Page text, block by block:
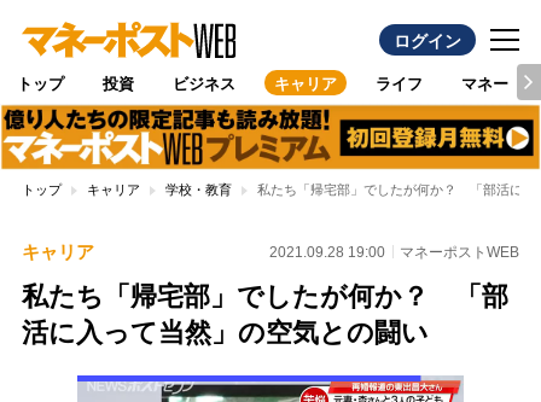
ログイン
トップ 投資 ビジネス キャリア ライフ マネー
トップ キャリア 学校・教育 私たち「帰宅部」でしたが何か？ 「部活に入
キャリア 2021.09.28 19:00 マネーポストWEB
私たち「帰宅部」でしたが何か？ 「部
活に入って当然」の空気との闘い